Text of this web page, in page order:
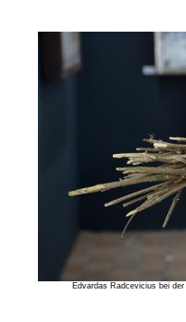
Edvardas Radcevicius bei